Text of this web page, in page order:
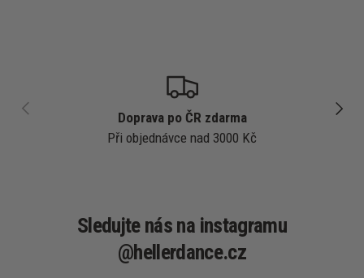
PŘEDCHOZÍ DALŠÍ
Doprava po ČR zdarma
Při objednávce nad 3000 Kč
Sledujte nás na instagramu
@hellerdance.cz